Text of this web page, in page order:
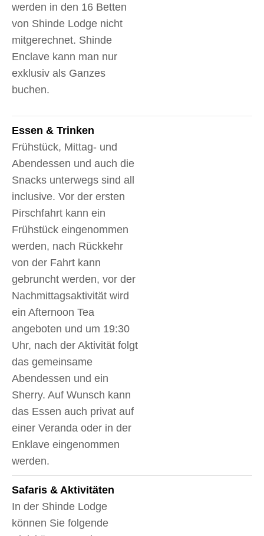
werden in den 16 Betten
von Shinde Lodge nicht
mitgerechnet. Shinde
Enclave kann man nur
exklusiv als Ganzes
buchen.
Essen & Trinken
Frühstück, Mittag- und
Abendessen und auch die
Snacks unterwegs sind all
inclusive. Vor der ersten
Pirschfahrt kann ein
Frühstück eingenommen
werden, nach Rückkehr
von der Fahrt kann
gebruncht werden, vor der
Nachmittagsaktivität wird
ein Afternoon Tea
angeboten und um 19:30
Uhr, nach der Aktivität folgt
das gemeinsame
Abendessen und ein
Sherry. Auf Wunsch kann
das Essen auch privat auf
einer Veranda oder in der
Enklave eingenommen
werden.
Safaris & Aktivitäten
In der Shinde Lodge
können Sie folgende